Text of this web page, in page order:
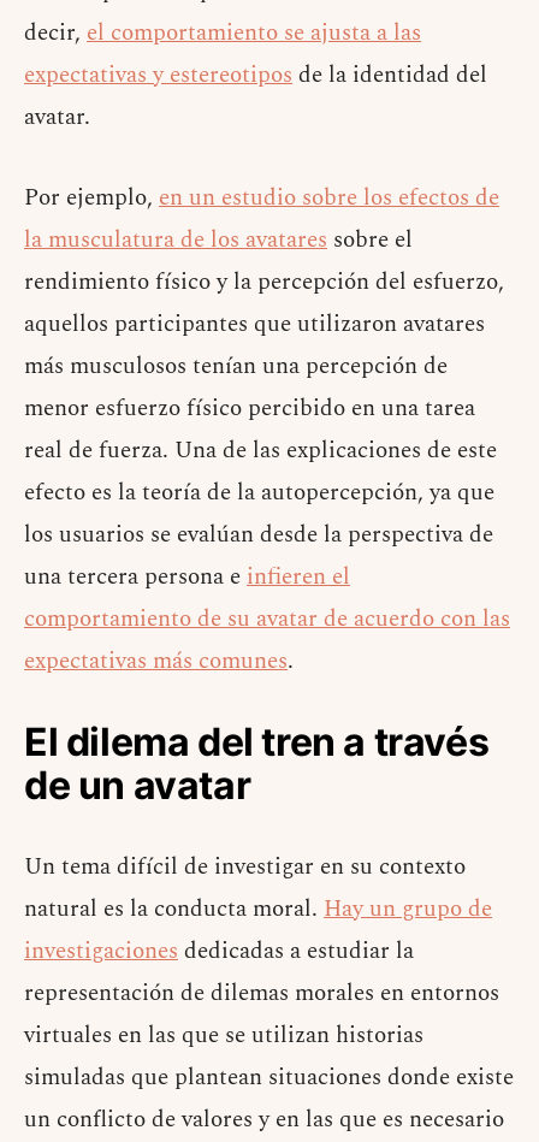
decir, el comportamiento se ajusta a las
expectativas y estereotiposde la identidad del
avatar.
Por ejemplo, en un estudio sobre los efectos de
la musculatura de los avatares sobre el
rendimiento físico y la percepción del esfuerzo,
aquellos participantes que utilizaron avatares
más musculosos tenían una percepción de
menor esfuerzo físico percibido en una tarea
real de fuerza. Una de las explicaciones de este
efecto es la teoría de la autopercepción, ya que
los usuarios se evalúan desde la perspectiva de
una tercera persona einfieren el
comportamiento de su avatar de acuerdo con las
expectativas más comunes.
El dilema del tren a través
de un avatar
Un tema difícil de investigar en su contexto
natural es la conducta moral. Hay un grupo de
investigacionesdedicadas a estudiar la
representación de dilemas morales en entornos
virtuales en las que se utilizan historias
simuladas que plantean situaciones donde existe
un conflicto de valores y en las que es necesario